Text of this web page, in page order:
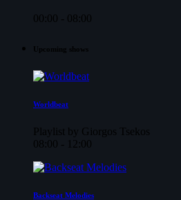
00:00 - 08:00
Upcoming shows
Worldbeat
Playlist by Giorgos Tsekos
08:00 - 12:00
Backseat Melodies